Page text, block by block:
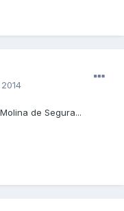
de Segura...